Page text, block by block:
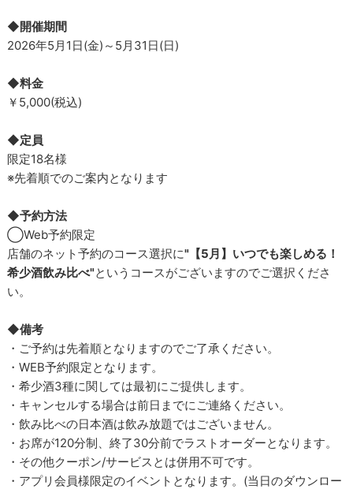
◆開催期間
2026年5月1日(金)～5月31日(日)
◆料金
￥5,000(税込)
◆定員
限定18名様
※先着順でのご案内となります
◆予約方法
◯Web予約限定
店舗のネット予約のコース選択に"【5月】いつでも楽しめる！
希少酒飲み比べ"というコースがございますのでご選択くださ
い。
◆備考
・ご予約は先着順となりますのでご了承ください。
・WEB予約限定となります。
・希少酒3種に関しては最初にご提供します。
・キャンセルする場合は前日までにご連絡ください。
・飲み比べの日本酒は飲み放題ではございません。
・お席が120分制、終了30分前でラストオーダーとなります。
・その他クーポン/サービスとは併用不可です。
・アプリ会員様限定のイベントとなります。(当日のダウンロー